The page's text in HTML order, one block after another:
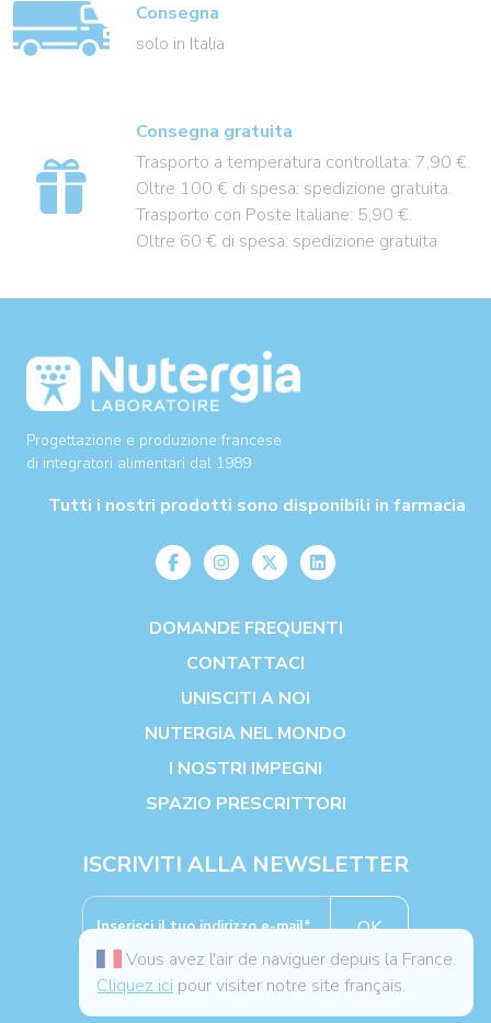
Consegna
solo in Italia
Consegna gratuita
Trasporto a temperatura controllata: 7,90 €.
Oltre 100 € di spesa: spedizione gratuita.
Trasporto con Poste Italiane: 5,90 €.
Oltre 60 € di spesa: spedizione gratuita
Vous avez l'air de naviguer depuis la France.
Cliquez ici pour visiter notre site français.
Progettazione e produzione francese
di integratori alimentari dal 1989
Tutti i nostri prodotti sono disponibili in farmacia
DOMANDE FREQUENTI
CONTATTACI
UNISCITI A NOI
NUTERGIA NEL MONDO
I NOSTRI IMPEGNI
SPAZIO PRESCRITTORI
ISCRIVITI ALLA NEWSLETTER
OK